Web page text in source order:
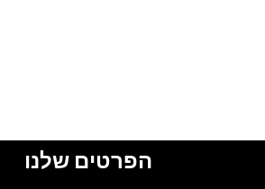
הפרטים שלנו